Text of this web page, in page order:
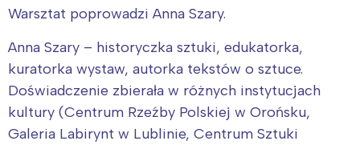
Warsztat poprowadzi Anna Szary.
Anna Szary – historyczka sztuki, edukatorka,
kuratorka wystaw, autorka tekstów o sztuce.
Doświadczenie zbierała w różnych instytucjach
kultury (Centrum Rzeźby Polskiej w Orońsku,
Galeria Labirynt w Lublinie, Centrum Sztuki